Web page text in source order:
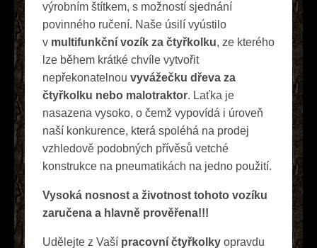
výrobním štítkem, s možností sjednání
povinného ručení. Naše úsilí vyústilo
v multifunkční vozík za čtyřkolku, ze kterého
lze během krátké chvíle vytvořit
nepřekonatelnou vyvážečku dřeva za
čtyřkolku nebo malotraktor. Laťka je
nasazena vysoko, o čemž vypovídá i úroveň
naší konkurence, která spoléhá na prodej
vzhledově podobných přívěsů vetché
konstrukce na pneumatikách na jedno použití.
Vysoká nosnost a životnost tohoto vozíku
zaručena a hlavně prověřena!!!
Udělejte z Vaší pracovní čtyřkolky opravdu